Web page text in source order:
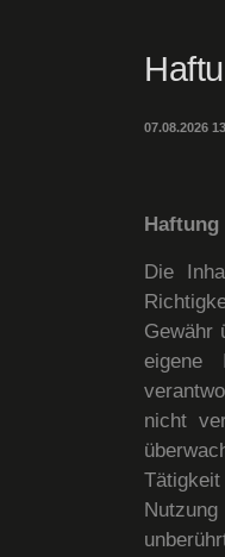
07.08.2026
Die
Gewähr
eigene
nicht